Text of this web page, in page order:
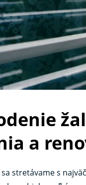
a
stretávame s